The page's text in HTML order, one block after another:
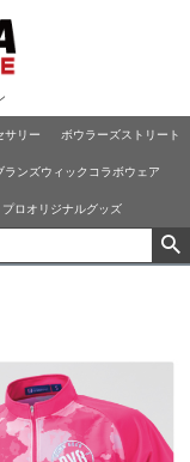
サリー ボウラーズストリート
ランズウィックコラボウェア
プロオリジナルグッズ